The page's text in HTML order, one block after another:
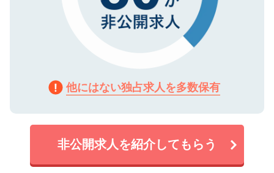
他にはない独占求人を多数保有
非公開求人を紹介してもらう